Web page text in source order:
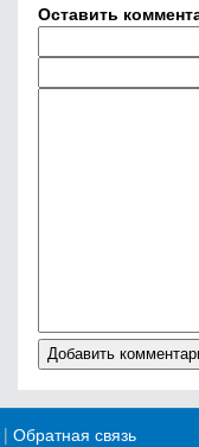
Оставить
| Обратная связь